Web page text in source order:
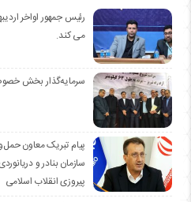
رئیس جمهور اواخر
می کند.
سرمایه‌گذار بخش
️پیام تبریک معاون
سازمان بنادر و
پیروزی انقلاب اسلامی